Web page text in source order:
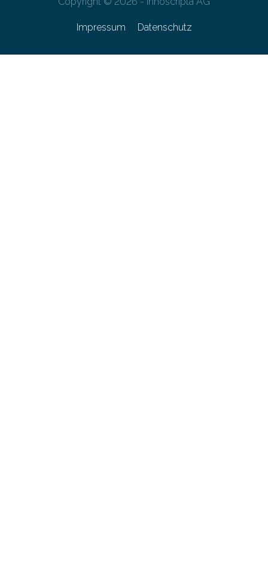
Impressum Datenschutz